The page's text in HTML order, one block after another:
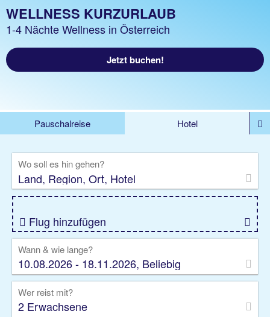
WELLNESS KURZURLAUB
1-4 Nächte Wellness in Österreich
Jetzt buchen!
Pauschalreise
Hotel
Rundreise
Kreuzfahrt
Gruppenreise
Camper Privattransfer
Wo soll es hin gehen?
Flug hinzufügen
Wann & wie lange?
10.08.2026 - 18.11.2026, Beliebig
Wer reist mit?
2 Erwachsene